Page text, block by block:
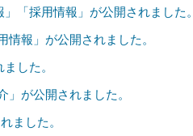
「採用情報」が公開されました。
報」が公開されました。
した。
」が公開されました。
ました。